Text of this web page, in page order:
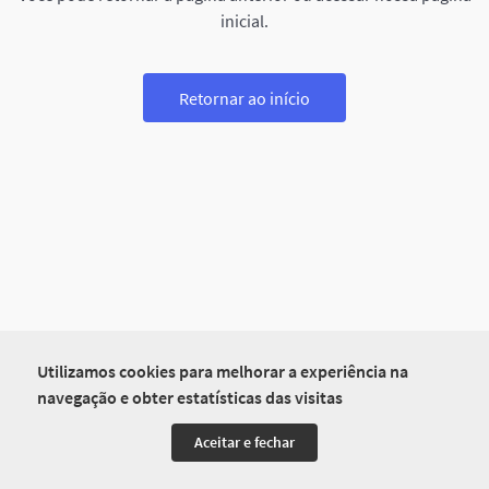
Utilizamos cookies para melhorar a experiência na
navegação e obter estatísticas das visitas
Aceitar e fechar
inicial.
Retornar ao início